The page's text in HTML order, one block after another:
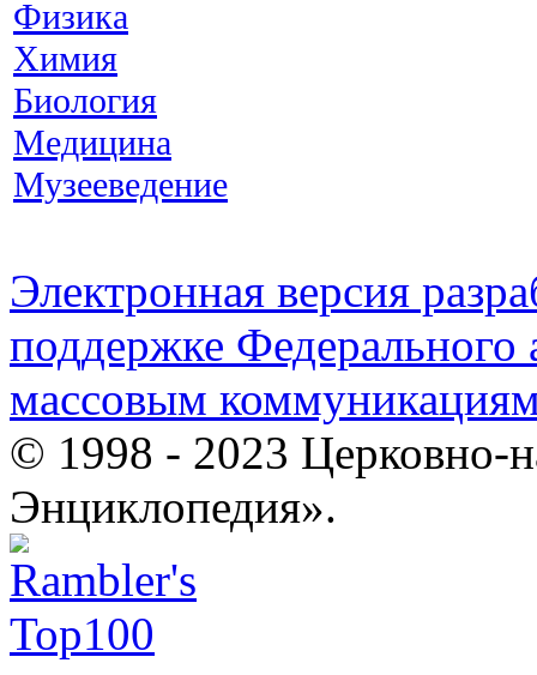
Физика
Химия
Биология
Медицина
Музееведение
Электронная версия
поддержке Федерального
массовым
© 1998 - 2023 Церковно-
Энциклопедия».